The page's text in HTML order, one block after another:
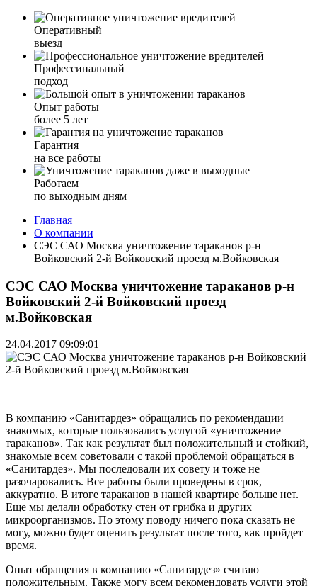
Оперативный
выезд
Профессинальный
подход
Опыт работы
более 5 лет
Гарантия
на все работы
Работаем
по выходным дням
Главная
О компании
СЭС САО Москва уничтожение тараканов р-н
Войковский 2-й Войковский проезд м.Войковская
СЭС САО Москва уничтожение тараканов р-н
Войковский 2-й Войковский проезд
м.Войковская
24.04.2017 09:09:01
В компанию «Санитардез» обращались по рекомендации
знакомых, которые пользовались услугой «уничтожение
тараканов». Так как результат был положительный и стойкий,
знакомые всем советовали с такой проблемой обращаться в
«Санитардез». Мы последовали их совету и тоже не
разочаровались. Все работы были проведены в срок,
аккуратно. В итоге тараканов в нашей квартире больше нет.
Еще мы делали обработку стен от грибка и других
микроорганизмов. По этому поводу ничего пока сказать не
могу, можно будет оценить результат после того, как пройдет
время.
Опыт обращения в компанию «Санитардез» считаю
положительным. Также могу всем рекомендовать услуги этой